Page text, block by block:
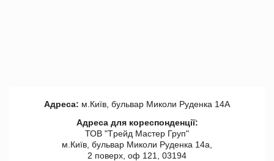
Адреса: м.Київ, бульвар Миколи Руденка 14А
Адреса для кореспонденції:
ТОВ "Tрейд Мастер Груп"
м.Київ, бульвар Миколи Руденка 14а,
2 поверх, оф 121, 03194